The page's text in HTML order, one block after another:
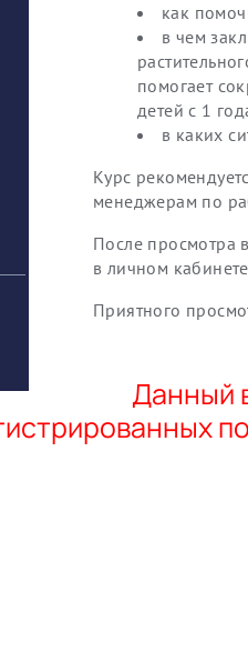
как
в чем
помогает
детей с 1
в каких
Курс
менеджерам по
После просмотра
в личном
Приятного
Данный